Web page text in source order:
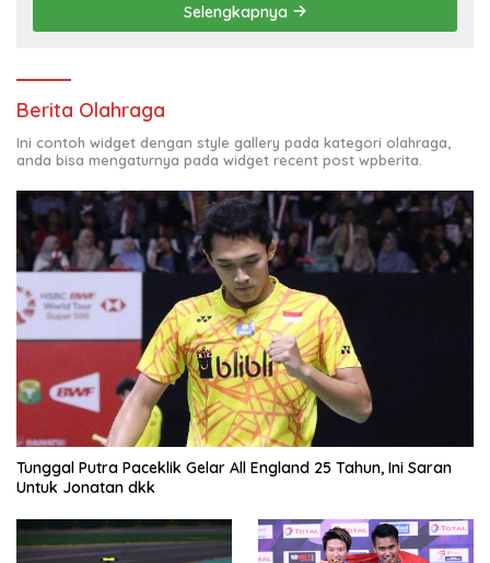
Selengkapnya
Berita Olahraga
Ini contoh widget dengan style gallery pada kategori olahraga,
anda bisa mengaturnya pada widget recent post wpberita.
Tunggal Putra Paceklik Gelar All England 25 Tahun, Ini Saran
Untuk Jonatan dkk